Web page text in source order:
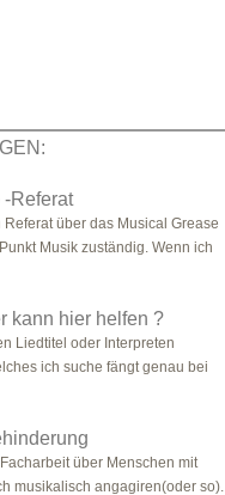
-Referat
Referat über das Musical Grease
Musik zuständig. Wenn ich
kann hier helfen ?
Liedtitel oder Interpreten
ich suche fängt genau bei
über Menschen mit
musikalisch angagiren(oder so).